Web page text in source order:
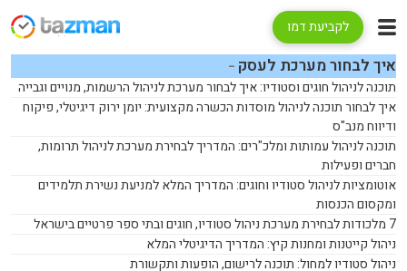
לקביעת דמו
איך לבחור מערכת לעסק
תוכנה לניהול חוגים וסטודיו: איך לבחור מערכת לניהול הרשמות, מנויים וגבייה
איך לבחור תוכנה לניהול מוסדות הכשרה מקצועית: יומן ירוק דיגיטלי, פיקוח
ודיווח מנב"ס
תוכנה לניהול עמותות ומלכ"רים: המדריך לבחירת מערכת לניהול תרומות,
חברים ופעילות
אוטומציות לניהול סטודיו וחוגים: המדריך המלא למניעת נשירת תלמידים
ומקסום הכנסות
7 מלכודות לבחירת מערכת ניהול סטודיו, חוגים ובתי ספר פרטיים בישראל
ניהול קייטנות ומחנות קיץ: המדריך הדיגיטלי המלא
ניהול סטודיו למחול: תוכנה לרישום, הופעות ותקשורת